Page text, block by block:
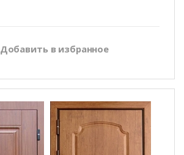
Добавить в избранное